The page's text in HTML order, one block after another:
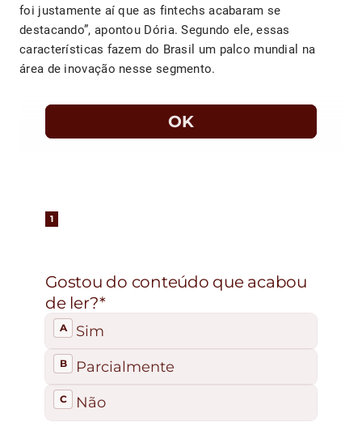
foi justamente aí que as fintechs acabaram se
destacando”, apontou Dória. Segundo ele, essas
características fazem do Brasil um palco mundial na
área de inovação nesse segmento.